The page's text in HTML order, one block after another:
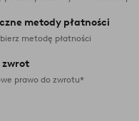
metody płatności
metodę płatności
zwrot
prawo do zwrotu*